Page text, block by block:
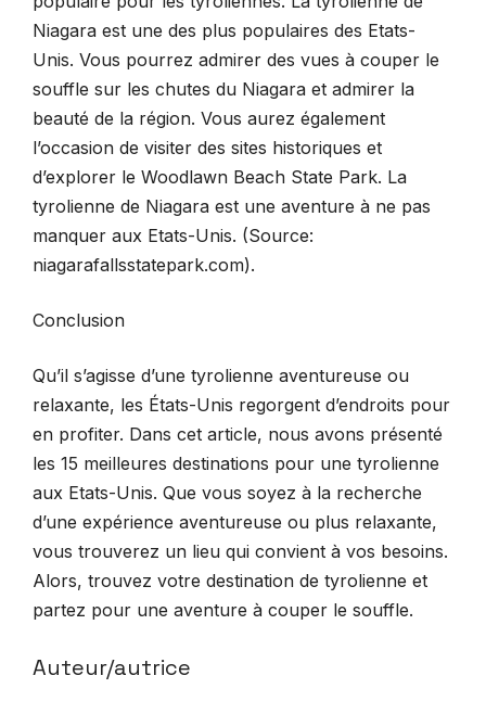
Niagara est une des plus populaires des Etats-
Unis. Vous pourrez admirer des vues à couper le
souffle sur les chutes du Niagara et admirer la
beauté de la région. Vous aurez également
l’occasion de visiter des sites historiques et
d’explorer le Woodlawn Beach State Park. La
tyrolienne de Niagara est une aventure à ne pas
manquer aux Etats-Unis. (Source:
niagarafallsstatepark.com).
Conclusion
Qu’il s’agisse d’une tyrolienne aventureuse ou
relaxante, les États-Unis regorgent d’endroits pour
en profiter. Dans cet article, nous avons présenté
les 15 meilleures destinations pour une tyrolienne
aux Etats-Unis. Que vous soyez à la recherche
d’une expérience aventureuse ou plus relaxante,
vous trouverez un lieu qui convient à vos besoins.
Alors, trouvez votre destination de tyrolienne et
partez pour une aventure à couper le souffle.
Auteur/autrice